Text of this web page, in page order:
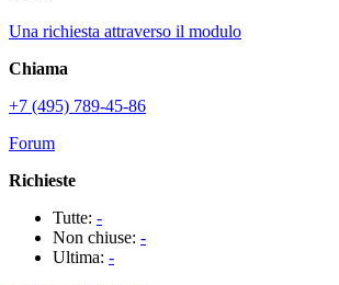
Una richiesta attraverso il modulo
Chiama
+7 (495) 789-45-86
Forum
Richieste
Tutte: -
Non chiuse: -
Ultima: -